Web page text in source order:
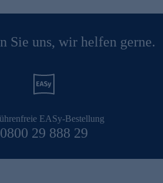
Sie uns, wir helfen gerne.
EASy-Bestellung
0800 29 888 29